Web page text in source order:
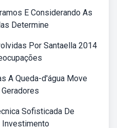
E Considerando As
Determine
Por Santaella 2014
A Queda-d'água Move
Sofisticada De
Investimento